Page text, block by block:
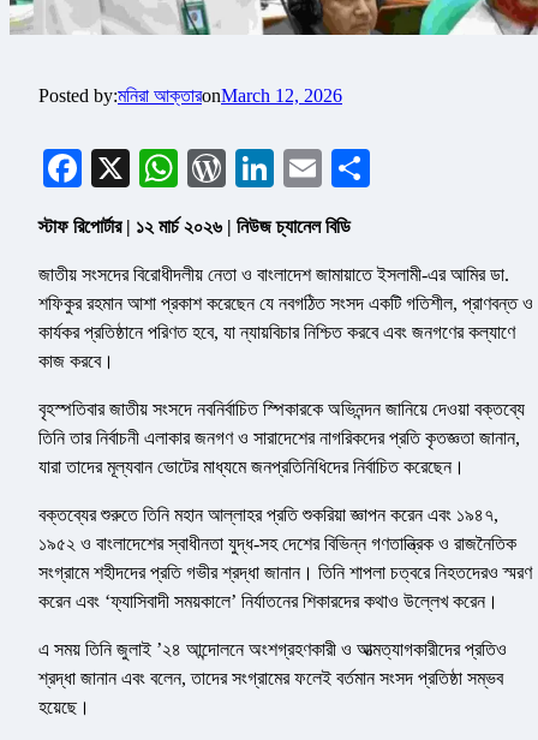
Posted by:মনিরা আক্তারonMarch 12, 2026
Facebook
X WhatsApp
WordPress
LinkedIn
Email
স্টাফ রিপোর্টার | ১২ মার্চ ২০২৬ | নিউজ চ্যানেল বিডি
জাতীয় সংসদের বিরোধীদলীয় নেতা ও বাংলাদেশ জামায়াতে ইসলামী-এর আমির ডা.
শফিকুর রহমান আশা প্রকাশ করেছেন যে নবগঠিত সংসদ একটি গতিশীল, প্রাণবন্ত ও
কার্যকর প্রতিষ্ঠানে পরিণত হবে, যা ন্যায়বিচার নিশ্চিত করবে এবং জনগণের কল্যাণে
কাজ করবে।
বৃহস্পতিবার জাতীয় সংসদে নবনির্বাচিত স্পিকারকে অভিনন্দন জানিয়ে দেওয়া বক্তব্যে
তিনি তার নির্বাচনী এলাকার জনগণ ও সারাদেশের নাগরিকদের প্রতি কৃতজ্ঞতা জানান,
যারা তাদের মূল্যবান ভোটের মাধ্যমে জনপ্রতিনিধিদের নির্বাচিত করেছেন।
বক্তব্যের শুরুতে তিনি মহান আল্লাহর প্রতি শুকরিয়া জ্ঞাপন করেন এবং ১৯৪৭,
১৯৫২ ও বাংলাদেশের স্বাধীনতা যুদ্ধ-সহ দেশের বিভিন্ন গণতান্ত্রিক ও রাজনৈতিক
সংগ্রামে শহীদদের প্রতি গভীর শ্রদ্ধা জানান। তিনি শাপলা চত্বরে নিহতদেরও স্মরণ
করেন এবং ‘ফ্যাসিবাদী সময়কালে’ নির্যাতনের শিকারদের কথাও উল্লেখ করেন।
এ সময় তিনি জুলাই ’২৪ আন্দোলনে অংশগ্রহণকারী ও আত্মত্যাগকারীদের প্রতিও
শ্রদ্ধা জানান এবং বলেন, তাদের সংগ্রামের ফলেই বর্তমান সংসদ প্রতিষ্ঠা সম্ভব
হয়েছে।